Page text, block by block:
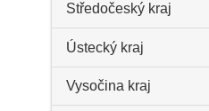
Středočeský kraj
Ústecký kraj
Vysočina kraj